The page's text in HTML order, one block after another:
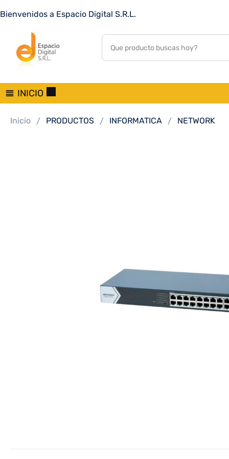
Bienvenidos a Espacio Digital S.R.L.
INICIO
Inicio PRODUCTOS INFORMATICA NETWORK
SWITCH HIKVISION DS-3E0524-E%28C%29